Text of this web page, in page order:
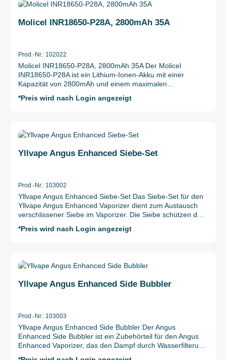
Durchschnittliche Bewertung von 5 von 5 Sternen
Molicel INR18650-P28A, 2800mAh 35A
Prod.-Nr.: 102022
Molicel INR18650-P28A, 2800mAh 35A Der Molicel
INR18650-P28A ist ein Lithium-Ionen-Akku mit einer
Kapazität von 2800mAh und einem maximalen
hohen Stromanforderungen. Der Akku bietet eine stabile
zu einer maximalen Spannung von 4,2V geladen werden.
Mit einer Größe von 18650 (18mm Durchmesser, 65mm
wiederholtes Laden ausgelegt. Die Zellchemie basiert auf
Typ: Lithium-Ionen (Li-Ion) Kapazität: 2800mAh Maximaler
Entladestrom: 35A Nominalspannung: 3,7V Maximale
Spannung: 4,2V Größe: 18650 (18mm Durchmesser,
65mm Länge) Schutzschaltung: Ohne (unprotected)
Zellchemie: INR (Nickel-Mangan-Cobalt-Oxid)
Lieferumfang: 1 x Molicel INR18650-P28A, 2800mAh 35A
*Preis wird nach Login angezeigt
Durchschnittliche Bewertung von 0 von 5 Sternen
Yllvape Angus Enhanced Siebe-Set
Prod.-Nr.: 103002
Yllvape Angus Enhanced Siebe-Set Das Siebe-Set für den
Yllvape Angus Enhanced Vaporizer dient zum Austausch
verschlissener Siebe im Vaporizer. Die Siebe schützen den
ausgetauscht werden. Durch den Austausch der Siebe wird
Angus Enhanced Sieb
*Preis wird nach Login angezeigt
Durchschnittliche Bewertung von 0 von 5 Sternen
Yllvape Angus Enhanced Side Bubbler
Prod.-Nr.: 103003
Yllvape Angus Enhanced Side Bubbler Der Angus
Enhanced Side Bubbler ist ein Zubehörteil für den Angus
Enhanced Vaporizer, das den Dampf durch Wasserfilterung